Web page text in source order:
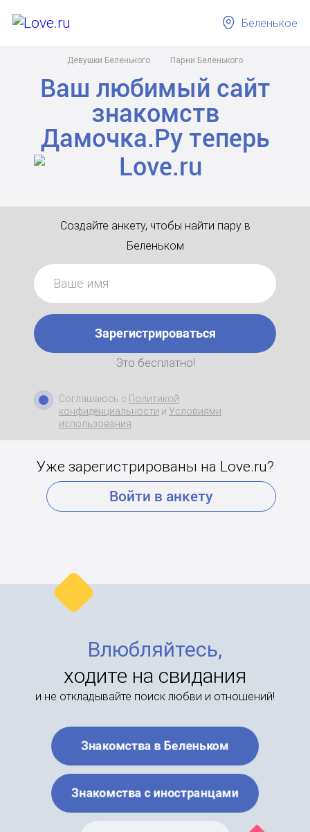
Девушки Беленького Парни Беленького
Беленькое
Ваш любимый сайт
знакомств
Дамочка.Рутеперь
Создайте анкету, чтобы найти пару в
Беленьком
Зарегистрироваться
Это бесплатно!
Соглашаюсь с Политикой
конфиденциальности и Условиями
использования
Уже зарегистрированы на Love.ru?
Войти в анкету
Влюбляйтесь,
ходите на свидания
и не откладывайте поиск любви и отношений!
Знакомства в Беленьком
Знакомства с иностранцами